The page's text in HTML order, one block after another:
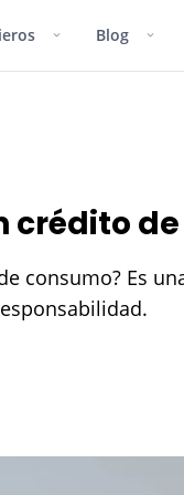
Blog
moto: requisitos
crédito
consumo? Es